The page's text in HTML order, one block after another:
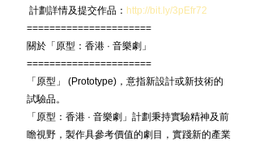
計劃詳情及提交作品： http://bit.ly/3pEfr72
======================
關於「原型：香港 · 音樂劇」
======================
「原型」 (Prototype)，意指新設計或新技術的
試驗品。
「原型：香港 · 音樂劇」計劃秉持實驗精神及前
瞻視野，製作具參考價值的劇目，實踐新的產業